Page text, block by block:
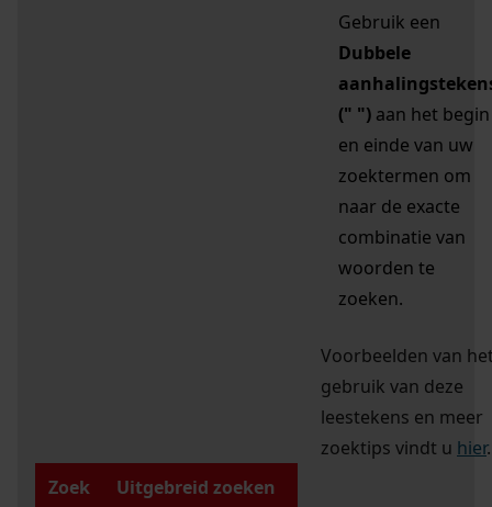
Gebruik een
Dubbele
(" ") aan het begin
en einde van uw
zoektermen om
naar de exacte
combinatie van
woorden te
zoeken.
Voorbeelden van
gebruik van deze
leestekens en meer
zoektips vindt u hier.
Zoek
Uitgebreid zoeken